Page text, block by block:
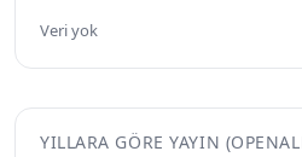
Veri yok
YILLARA GÖRE YAYIN